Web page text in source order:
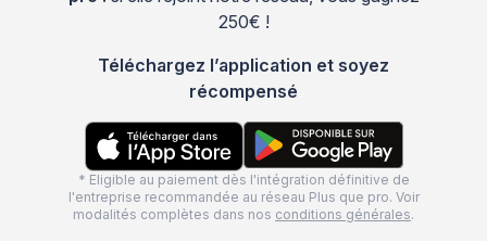
250€ !
Téléchargez l’application et soyez
récompensé
* Eligible au paiement dès l'intégration définitive de
l'entreprise recommandée au réseau Plus que pro. Voir
modalités complètes dans nos conditions générales.